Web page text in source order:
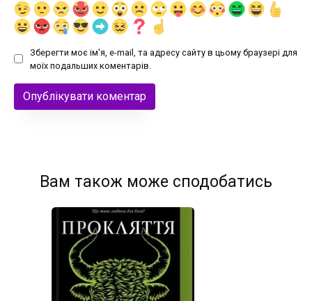
Зберегти моє ім'я, e-mail, та адресу сайту в цьому браузері для
моїх подальших коментарів.
Вам також може сподобатись